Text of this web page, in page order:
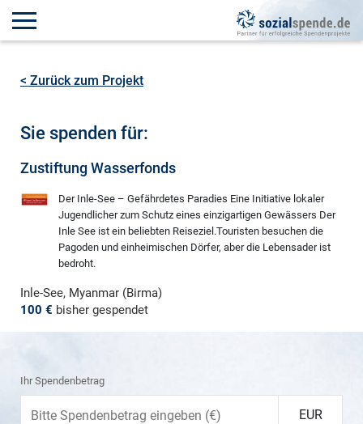
< Zurück zum Projekt
Sie spenden für:
Zustiftung Wasserfonds
Der Inle-See – Gefährdetes Paradies Eine Initiative lokaler
Jugendlicher zum Schutz eines einzigartigen Gewässers Der
Inle See ist ein beliebten Reiseziel.Touristen besuchen die
Pagoden und einheimischen Dörfer, aber die Lebensader ist
bedroht.
Inle-See, Myanmar (Birma)
100 € bisher gespendet
Ihr Spendenbetrag
EUR